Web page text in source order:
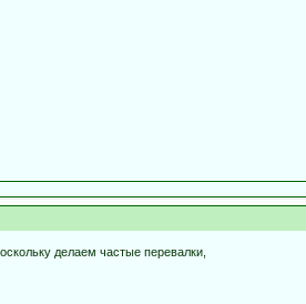
делаем частые перевалки,